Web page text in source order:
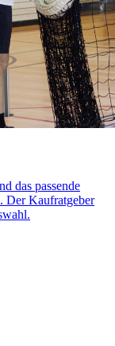
das passende
Der Kaufratgeber